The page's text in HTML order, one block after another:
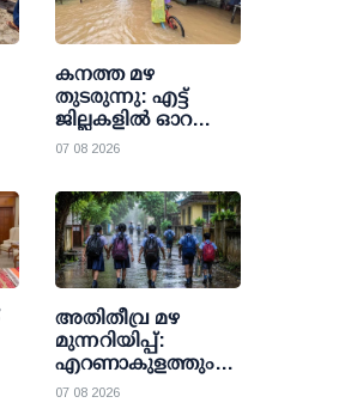
കനത്ത മഴ
തുടരുന്നു: എട്ട്
ജില്ലകളില്‍ ഓറഞ്ച്
അലര്‍ട്ട്;
കോളജുകള്‍ക്കും
അവധി
07 08 2026
അതിതീവ്ര മഴ
മുന്നറിയിപ്പ്:
എറണാകുളത്തും
തൃശൂരിലും
07 08 2026